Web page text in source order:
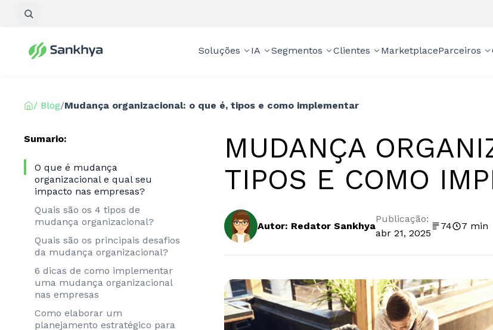
Soluções IA Segmentos Clientes MarketplaceParceiros
/ Blog/Mudança organizacional: o que é, tipos e como implementar
Sumario:
O que é mudança
organizacional e qual seu
impacto nas empresas?
Quais são os 4 tipos de
mudança organizacional?
Quais são os principais desafios
da mudança organizacional?
6 dicas de como implementar
uma mudança organizacional
nas empresas
Como elaborar um
planejamento estratégico para
MUDANÇA
TIPOS E COMO
Autor: Redator Sankhya
Publicação:
abr 21, 2025
74 7 min